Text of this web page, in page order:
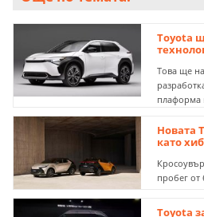
Toyota
Това ще
плаформа
Новата
като
пробег от
Toyota